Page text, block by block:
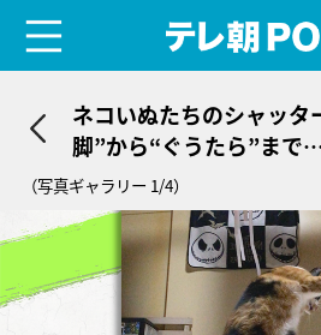
ネコいぬたちのシャッタ
脚”から“ぐうたら”まで
ポージングも
（写真ギャラリー 1/4）